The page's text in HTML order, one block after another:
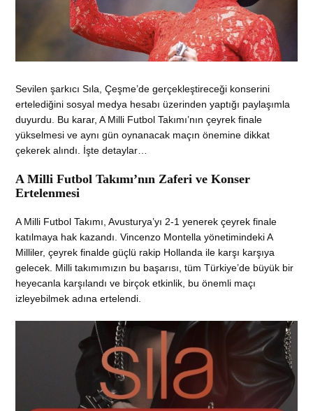
Sevilen şarkıcı Sıla, Çeşme’de gerçekleştireceği konserini
ertelediğini sosyal medya hesabı üzerinden yaptığı paylaşımla
duyurdu. Bu karar, A Milli Futbol Takımı’nın çeyrek finale
yükselmesi ve aynı gün oynanacak maçın önemine dikkat
çekerek alındı. İşte detaylar…
A Milli Futbol Takımı’nın Zaferi ve Konser
Ertelenmesi
A Milli Futbol Takımı, Avusturya’yı 2-1 yenerek çeyrek finale
katılmaya hak kazandı. Vincenzo Montella yönetimindeki A
Milliler, çeyrek finalde güçlü rakip Hollanda ile karşı karşıya
gelecek. Milli takımımızın bu başarısı, tüm Türkiye’de büyük bir
heyecanla karşılandı ve birçok etkinlik, bu önemli maçı
izleyebilmek adına ertelendi.